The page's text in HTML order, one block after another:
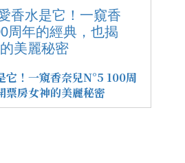
它！一窺香奈兒N°5 100周
票房女神的美麗秘密